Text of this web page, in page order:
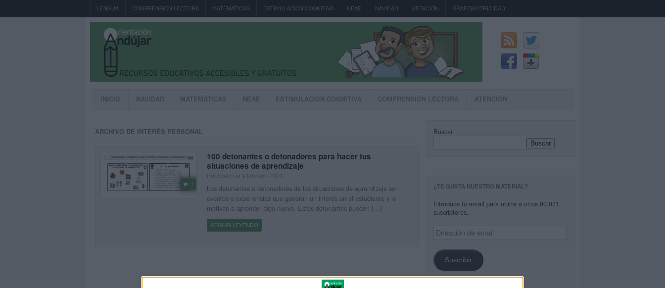
LENGUA COMPRENSIÓN LECTORA MATEMÁTICAS ESTIMULACION COGNITIVA NEAE NAVIDAD ATENCIÓN GRAFOMOTRICIDAD
INICIO NAVIDAD MATEMÁTICAS NEAE ESTIMULACION COGNITIVA COMPRENSIÓN LECTORA ATENCIÓN
ARCHIVO DE INTERÉS PERSONAL
1
100 detonantes o detonadores para hacer tus
situaciones de aprendizaje
Los detonantes o detonadores de las situaciones de aprendizaje son
eventos o experiencias que generan un interés en el estudiante y lo
motivan a aprender algo nuevo. Estos detonantes pueden […]
SEGUIR LEYENDO
Buscar
Buscar
¿TE GUSTA NUESTRO MATERIAL?
Introduce tu email para unirte a otros 80.871
suscriptores.
Dirección
de
Suscribir